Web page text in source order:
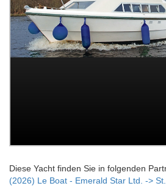
Diese Yacht finden Sie in folgenden
(2026) Le Boat - Emerald Star Ltd. ->